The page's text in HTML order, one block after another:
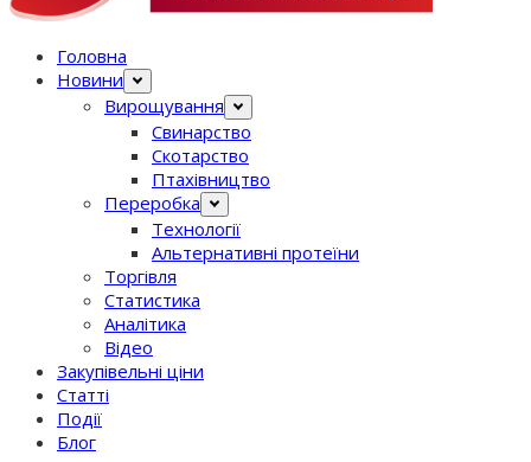
Головна
Новини
Вирощування
Свинарство
Скотарство
Птахівництво
Переробка
Технології
Альтернативні протеїни
Торгівля
Статистика
Аналітика
Відео
Закупівельні ціни
Статті
Події
Блог